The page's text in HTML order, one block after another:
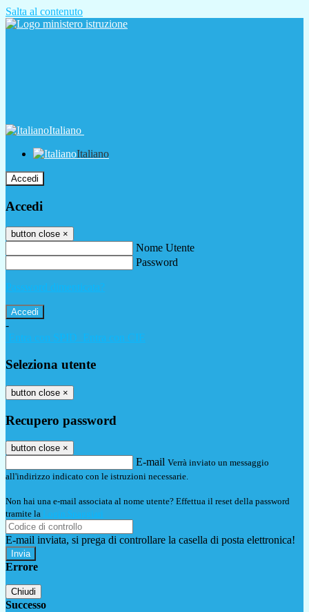
Salta al contenuto
Italiano
Italiano
Accedi
Accedi
button close ×
Nome Utente
Password
Password dimenticata?
-
Entra con SPID
Entra con CIE
Seleziona utente
button close ×
Recupero password
button close ×
E-mail Verrà inviato un messaggio
all'indirizzo indicato con le istruzioni necessarie.
Non hai una e-mail associata al nome utente? Effettua il reset della password
tramite la Login Spaggiari
E-mail inviata, si prega di controllare la casella di posta elettronica!
Errore
Chiudi
Successo